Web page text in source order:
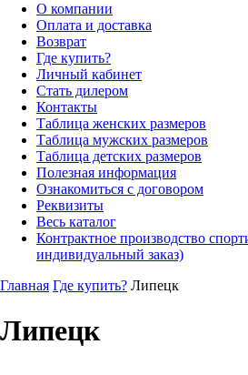
О компании
Оплата и доставка
Возврат
Где купить?
Личный кабинет
Стать дилером
Контакты
Таблица женских размеров
Таблица мужских размеров
Таблица детских размеров
Полезная информация
Ознакомиться с договором
Реквизиты
Весь каталог
Контрактное производство
индивидуальный заказ)
Главная Где купить? Липецк
Липецк